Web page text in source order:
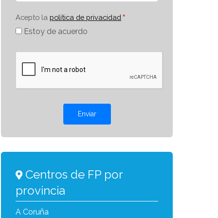
Acepto la política de privacidad
Estoy de acuerdo
Enviar
Centros de FP por
provincia
A Coruña